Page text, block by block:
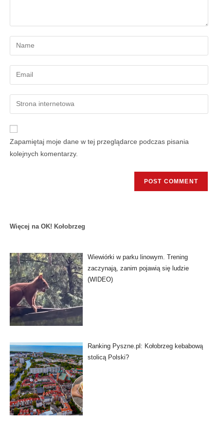
Zapamiętaj moje dane w tej przeglądarce podczas pisania
kolejnych komentarzy.
Więcej na OK! Kołobrzeg
Wiewiórki w parku linowym. Trening
zaczynają, zanim pojawią się ludzie
(WIDEO)
Ranking Pyszne.pl: Kołobrzeg kebabową
stolicą Polski?